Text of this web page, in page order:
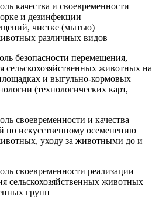
качества и своевременности
и дезинфекции
чистке (мытью)
различных видов
безопасности перемещения,
сельскохозяйственных животных на
и выгульно-кормовых
(технологических карт,
своевременности и качества
по искусственному осеменению
уходу за животными до и
своевременности реализации
сельскохозяйственных животных
групп